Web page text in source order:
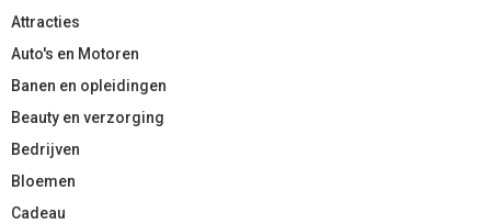
Attracties
Auto's en Motoren
Banen en opleidingen
Beauty en verzorging
Bedrijven
Bloemen
Cadeau